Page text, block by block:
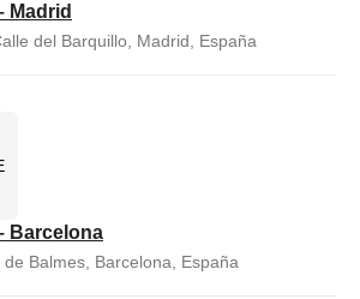
Madrid
del Barquillo, Madrid, España
Barcelona
de Balmes, Barcelona, España